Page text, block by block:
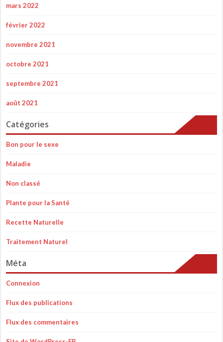
mars 2022
février 2022
novembre 2021
octobre 2021
septembre 2021
août 2021
Catégories
Bon pour le sexe
Maladie
Non classé
Plante pour la Santé
Recette Naturelle
Traitement Naturel
Méta
Connexion
Flux des publications
Flux des commentaires